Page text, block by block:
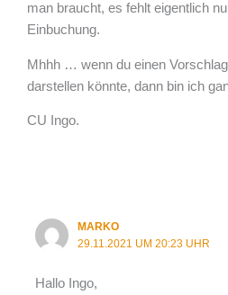
man braucht, es fehlt eigentlich
Einbuchung.
Mhhh … wenn du einen
darstellen könnte, dann bin ich
CU Ingo.
MARKO
29.11.2021 UM 20:23 UHR
Hallo Ingo,